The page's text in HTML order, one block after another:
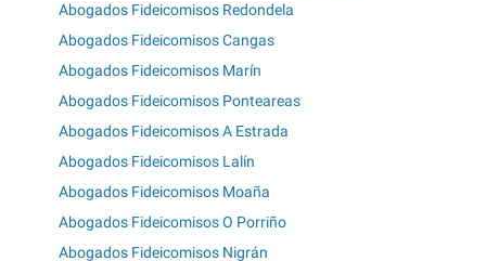
Abogados Fideicomisos Redondela
Abogados Fideicomisos Cangas
Abogados Fideicomisos Marín
Abogados Fideicomisos Ponteareas
Abogados Fideicomisos A Estrada
Abogados Fideicomisos Lalín
Abogados Fideicomisos Moaña
Abogados Fideicomisos O Porriño
Abogados Fideicomisos Nigrán